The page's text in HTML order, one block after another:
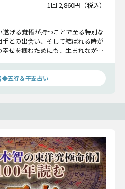
1回 2,860円（税込）
げる覚悟が持つことで至る特別な
との出会い、そして結ばれる時が
せを掴むためにも、生まれながら
◆五行＆干支占い